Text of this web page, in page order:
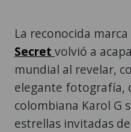
La reconocida
Secret volvió a
mundial al revelar,
elegante fotografía,
colombiana Karol G
estrellas invitadas